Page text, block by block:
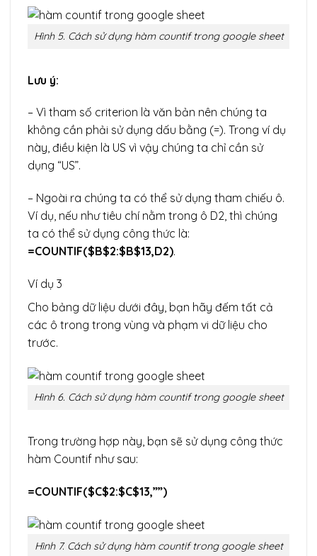
Hình 5. Cách sử dụng hàm countif trong google sheet
Lưu ý:
– Vì tham số criterion là văn bản nên chúng ta
không cần phải sử dụng dấu bằng (=). Trong ví dụ
này, điều kiện là US vì vậy chúng ta chỉ cần sử
dụng “US”.
– Ngoài ra chúng ta có thể sử dụng tham chiếu ô.
Ví dụ, nếu như tiêu chí nằm trong ô D2, thì chúng
ta có thể sử dụng công thức là:
=COUNTIF($B$2:$B$13,D2).
Ví dụ 3
Cho bảng dữ liệu dưới đây, bạn hãy đếm tất cả
các ô trong trong vùng và phạm vi dữ liệu cho
trước.
Hình 6. Cách sử dụng hàm countif trong google sheet
Trong trường hợp này, bạn sẽ sử dụng công thức
hàm Countif như sau:
=COUNTIF($C$2:$C$13,””)
Hình 7. Cách sử dụng hàm countif trong google sheet